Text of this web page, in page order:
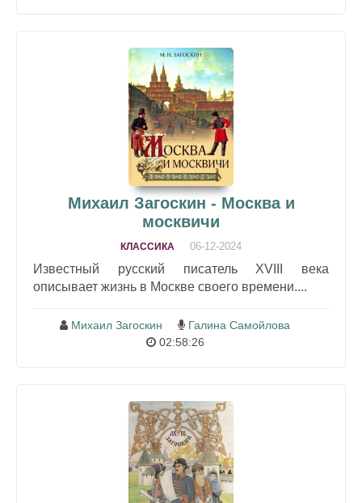
Михаил Загоскин - Москва и
москвичи
КЛАССИКА 06-12-2024
Известный русский писатель XVIII века
описывает жизнь в Москве своего времени....
Михаил Загоскин
Галина Самойлова
02:58:26